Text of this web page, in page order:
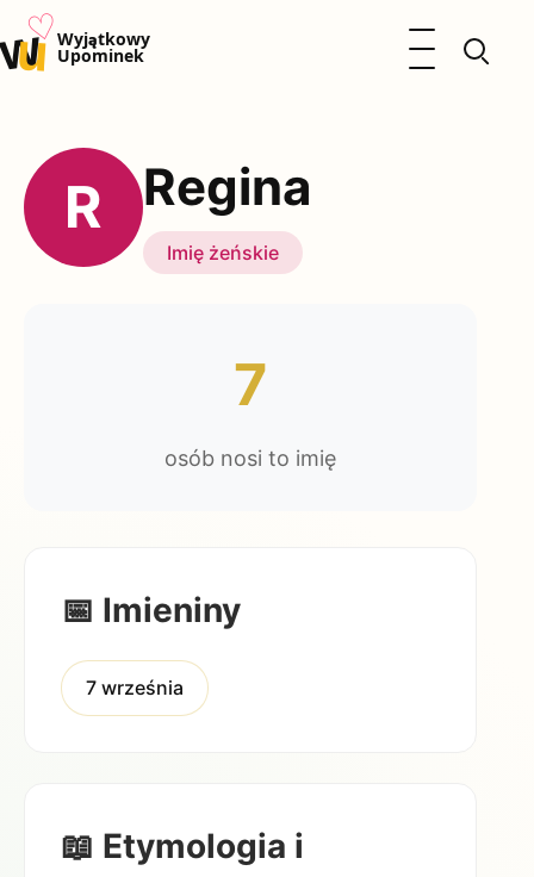
u♡Wyjątkowy
Upominek
Otwórz menu
Kalendarz Imienin
Kobieta
Okazje
Katalog prezentów
R Regina
Imię żeńskie
7
osób nosi to imię
📅 Imieniny
7 września
📖 Etymologia i